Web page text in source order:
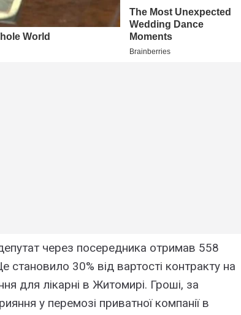
через посередника отримав 558
становило 30% від вартості контракту на
для лікарні в Житомирі. Гроші, за
у перемозі приватної компанії в